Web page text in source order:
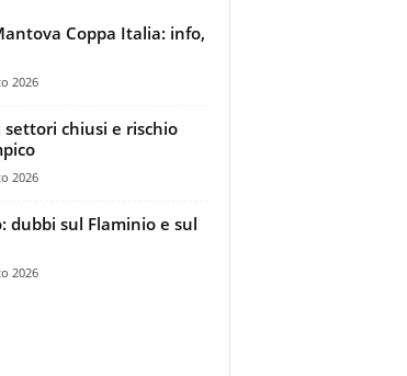
Coppa Italia: info,
2026
settori chiusi e rischio
2026
dubbi sul Flaminio e sul
2026